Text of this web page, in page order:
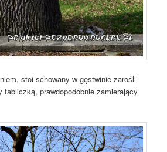
stoi schowany w gęstwinie zarośli
tabliczką, prawdopodobnie zamierający